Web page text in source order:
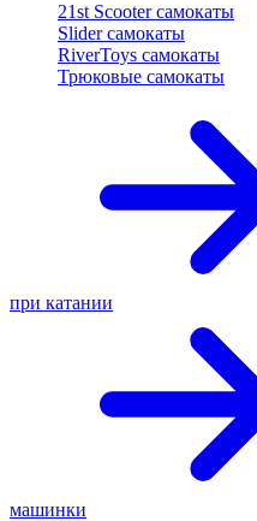
21st Scooter самокаты
Slider самокаты
RiverToys самокаты
Трюковые самокаты
при катании
машинки